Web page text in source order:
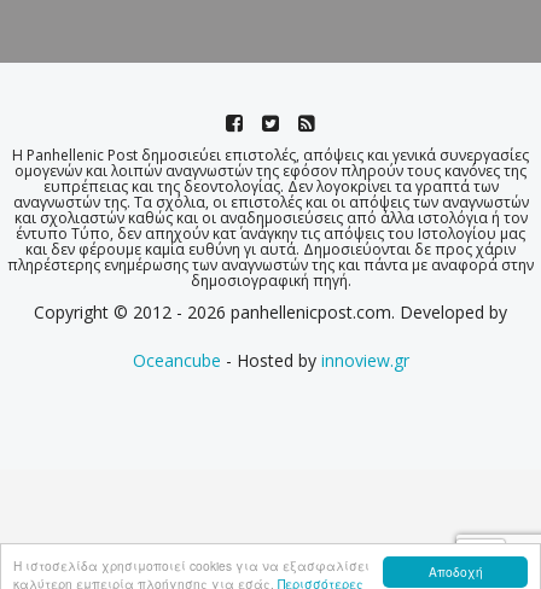
Αποδοχή
Η ιστοσελίδα χρησιμοποιεί cookies για να εξασφαλίσει
καλύτερη εμπειρία πλοήγησης για εσάς. Περισσότερες
Η Panhellenic Post δημοσιεύει επιστολές, απόψεις και γενικά συνεργασίες
ομογενών και λοιπών αναγνωστών της εφόσον πληρούν τους κανόνες της
ευπρέπειας και της δεοντολογίας. Δεν λογοκρίνει τα γραπτά των
αναγνωστών της. Τα σχόλια, οι επιστολές και οι απόψεις των αναγνωστών
και σχολιαστών καθώς και οι αναδημοσιεύσεις από άλλα ιστολόγια ή τον
έντυπο Τύπο, δεν απηχούν κατ΄ ανάγκην τις απόψεις του Ιστολογίου μας
και δεν φέρουμε καμία ευθύνη γι αυτά. Δημοσιεύονται δε προς χάριν
πληρέστερης ενημέρωσης των αναγνωστών της και πάντα με αναφορά στην
δημοσιογραφική πηγή.
Copyright © 2012 - 2026 panhellenicpost.com. Developed by
Oceancube - Hosted by innoview.gr